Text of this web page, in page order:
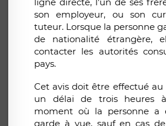
son employeur, ou son
tuteur. Lorsque la personne
de nationalité étrangère,
contacter les autorités
pays.
Cet avis doit être effectué
un délai de trois heures
moment où la personne a
garde à vue, sauf en cas